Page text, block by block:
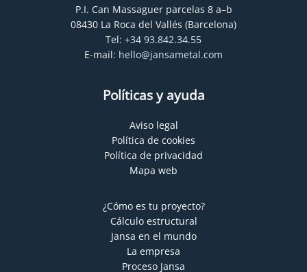
P.I. Can Massaguer parcelas 8 a–b
08430 La Roca del Vallés (Barcelona)
Tel: +34 93.842.34.55
E-mail: hello@jansametal.com
Políticas y ayuda
Aviso legal
Política de cookies
Política de privacidad
Mapa web
¿Cómo es tu proyecto?
Cálculo estructural
Jansa en el mundo
La empresa
Proceso Jansa